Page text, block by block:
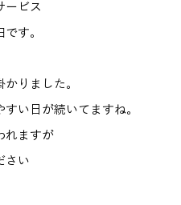
ービス
す。
りました。
い日が続いてますね。
れますが
さい